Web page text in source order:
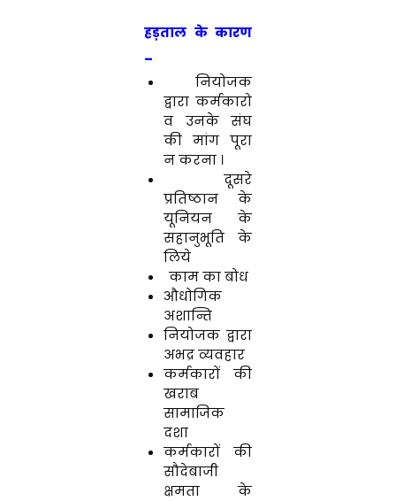
हड़ताल के कारण
–
नियोजक
द्वारा कर्मकारो
व उनके संघ
की मांग पूरा
न करना ।
दूसरे
प्रतिष्ठान के
यूनियन के
सहानुभूति के
लिये
काम का बोध
औधोगिक
अशान्ति
नियोजक द्वारा
अभद्र व्यवहार
कर्मकारों की
खराब
सामाजिक
दशा
कर्मकारों की
सौदेबाजी
क्षमता के